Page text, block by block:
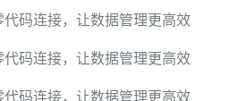
码连接，让数据管理更高效
码连接，让数据管理更高效
码连接，让数据管理更高效